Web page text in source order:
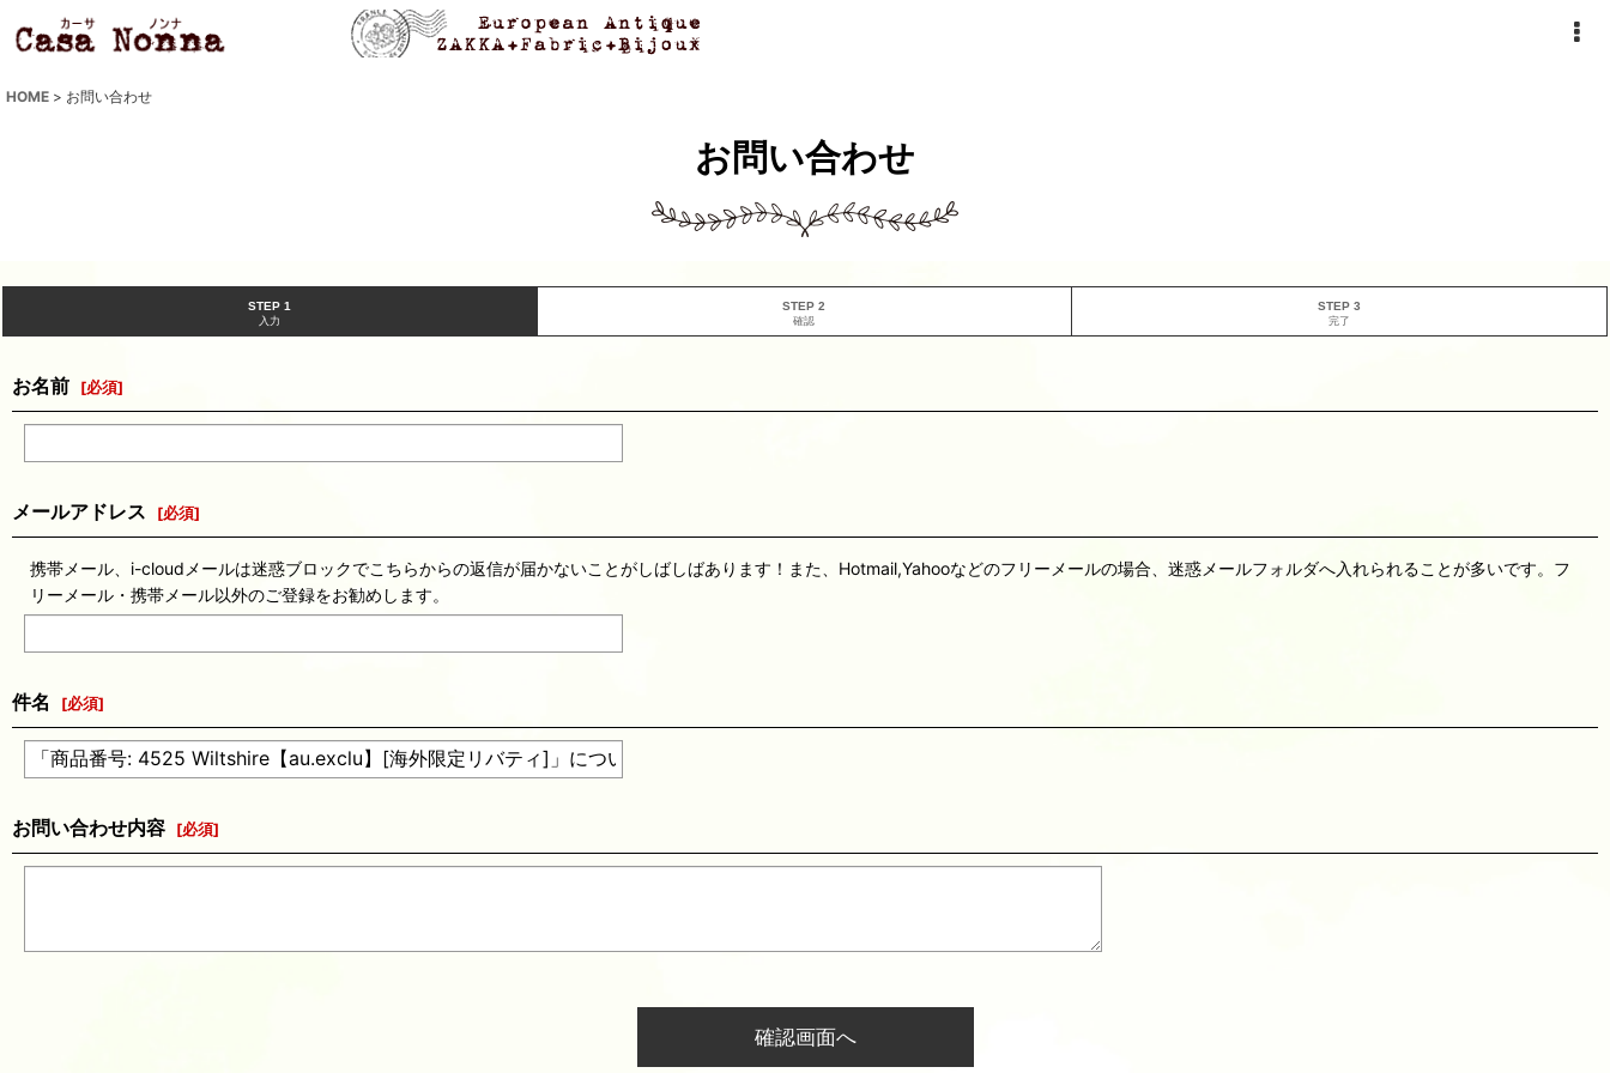
HOME > お問い合わせ
お問い合わせ
STEP 1
入力
STEP 2
確認
STEP 3
完了
お名前 [必須]
メールアドレス [必須]
携帯メール、i-cloudメールは迷惑ブロックでこちらからの返信が届かないことがしばしばあります！また、Hotmail,Yahooなどのフリーメールの場合、迷惑メールフォルダへ入れられることが多いです。フ
リーメール・携帯メール以外のご登録をお勧めします。
件名 [必須]
お問い合わせ内容 [必須]
確認画面へ